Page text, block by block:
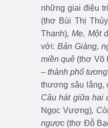
những giai điệu
(thơ Bùi Thị
Thanh), Mẹ, Một
với:Bản Giàng,
miền quê (thơ Võ
– thành phố
thương sâu lắng,
Câu hát giữa hai
Ngọc Vượng),
ngược (thơ Đỗ